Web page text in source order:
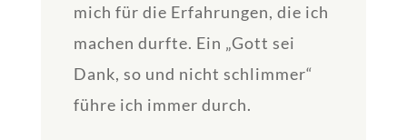
mich für die Erfahrungen, die ich
machen durfte. Ein „Gott sei
Dank, so und nicht schlimmer“
führe ich immer durch.